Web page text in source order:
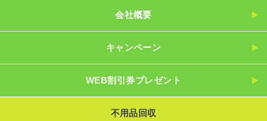
会社概要
キャンペーン
WEB割引券プレゼント
不用品回収